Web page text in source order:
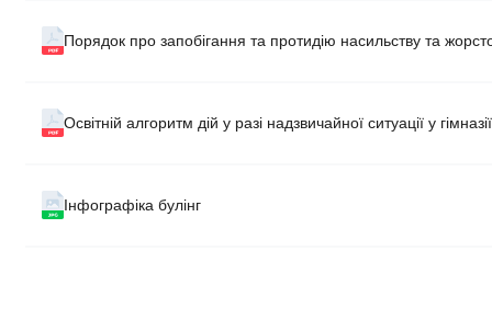
Порядок про запобігання та протидію насильству та
Освітній алгоритм дій у разі надзвичайної ситуації у
Інфографіка булінг